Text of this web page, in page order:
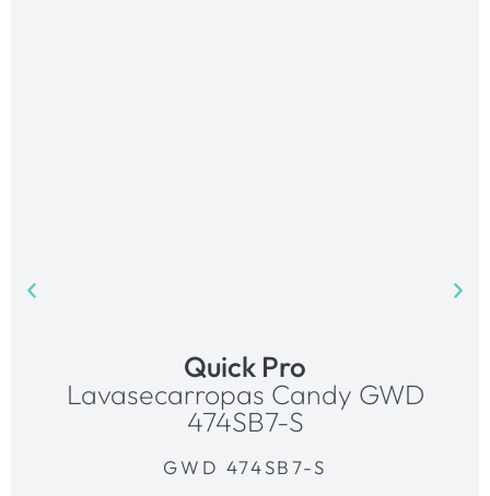
Quick Pro
Lavasecarropas Candy GWD
474SB7-S
GWD 474SB7-S